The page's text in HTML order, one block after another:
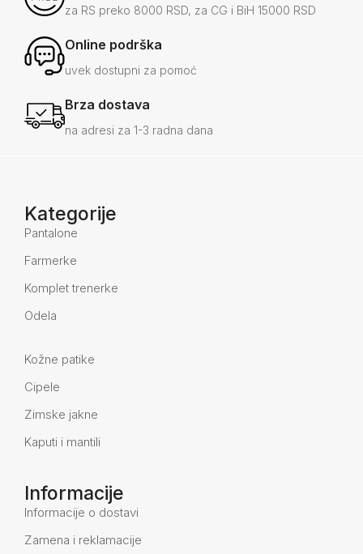
za RS preko 8000 RSD, za CG i BiH 15000 RSD
Online podrška
uvek dostupni za pomoć
Brza dostava
na adresi za 1-3 radna dana
Kategorije
Pantalone
Farmerke
Komplet trenerke
Odela
Kožne patike
Cipele
Zimske jakne
Kaputi i mantili
Informacije
Informacije o dostavi
Zamena i reklamacije